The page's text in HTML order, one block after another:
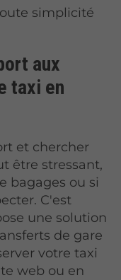
simplicité
aux
taxi en
et chercher
être stressant,
bagages ou si
C'est
une solution
de gare
votre taxi
web ou en